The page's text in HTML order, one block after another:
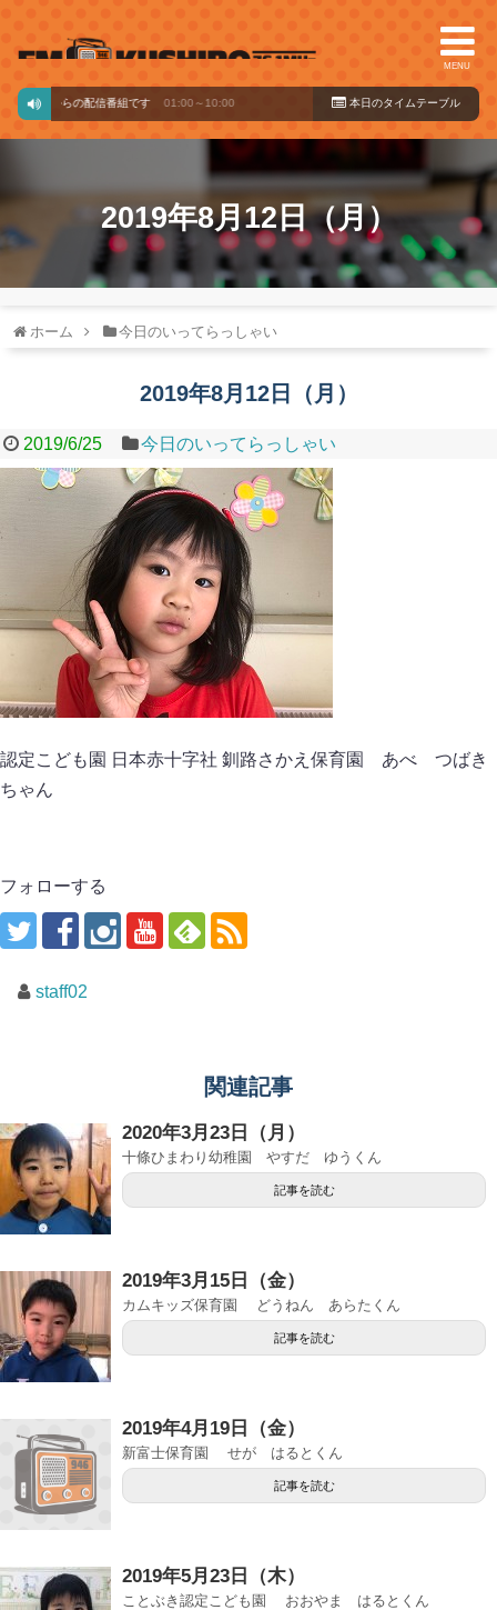
MENU
ードからの配信番組です 01:00～10:00 本日のタイ ムテーブル
2019年8月12日（月）
ホーム 今日のいってらっしゃい
2019年8月12日（月）
2019/6/25 今日のいってらっしゃい
認定こども園 日本赤十字社 釧路さかえ保育園 あべ つばき
ちゃん
フォローする
staff02
関連記事
2020年3月23日（月）
十條ひまわり幼稚園 やすだ ゆうくん
記事を読む
2019年3月15日（金）
カムキッズ保育園 どうねん あらたくん
記事を読む
2019年4月19日（金）
新富士保育園 せが はるとくん
記事を読む
2019年5月23日（木）
ことぶき認定こども園 おおやま はるとくん